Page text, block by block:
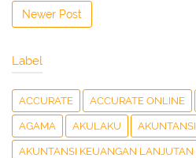
Newer Post
Label
ACCURATE ACCURATE ONLINE
AGAMA AKULAKU AKUNTANSI
AKUNTANSI KEUANGAN LANJUTAN